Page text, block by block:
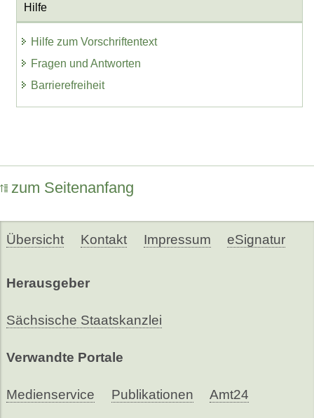
Hilfe
Hilfe zum Vorschriftentext
Fragen und Antworten
Barrierefreiheit
zum Seitenanfang
Übersicht Kontakt Impressum eSignatur
Herausgeber
Sächsische Staatskanzlei
Verwandte Portale
Medienservice Publikationen Amt24